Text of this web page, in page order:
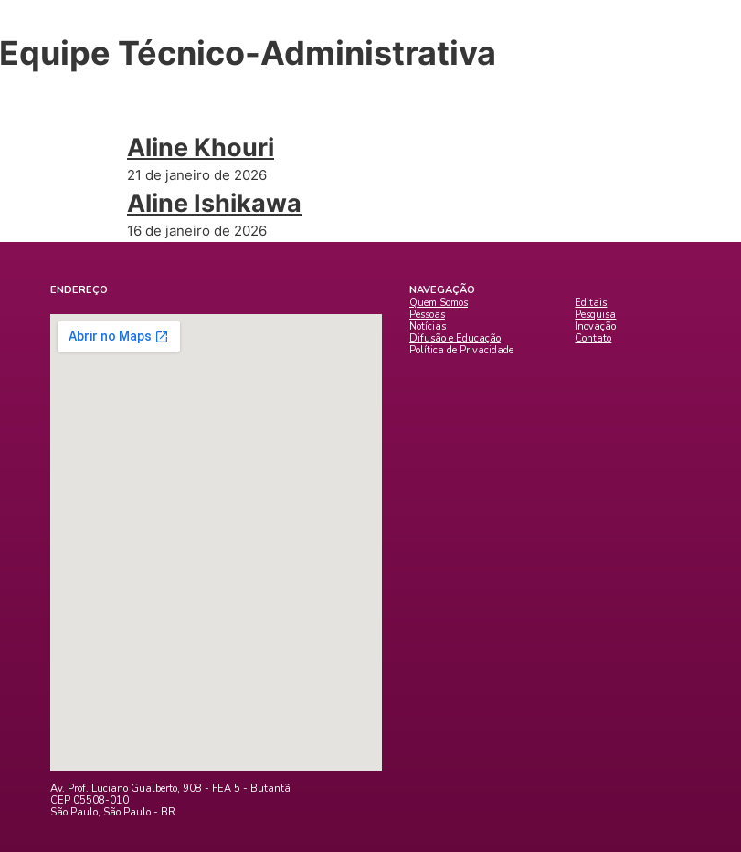
Equipe Técnico-Administrativa
Aline Khouri
21 de janeiro de 2026
Aline Ishikawa
16 de janeiro de 2026
ENDEREÇO
Av. Prof. Luciano Gualberto, 908 - FEA 5 - Butantã
CEP 05508-010
São Paulo, São Paulo - BR
NAVEGAÇÃO
Quem Somos
Editais
Pessoas
Pesquisa
Notícias
Inovação
Difusão e Educação
Contato
Política de Privacidade